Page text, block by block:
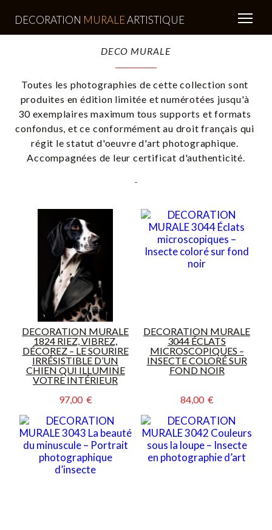
DECORATION MURALEARTISTIQUE
DECO MURALE
Toutes les photographies de cette collection sont
produites en édition limitée et numérotées jusqu'à
30 exemplaires maximum tous supports et formats
confondus, et ce conformément au droit français qui
régit le statut d'oeuvre d'art photographique.
Accompagnées de leur certificat d'authenticité.
-
DECORATION MURALE
1824 RIEZ, VIBREZ,
DÉCOREZ – LE SOURIRE
IRRÉSISTIBLE D’UN
CHIEN QUI ILLUMINE
VOTRE INTÉRIEUR
97,00  €
DECORATION MURALE
3044 ÉCLATS
MICROSCOPIQUES –
INSECTE COLORÉ SUR
FOND NOIR
84,00  €